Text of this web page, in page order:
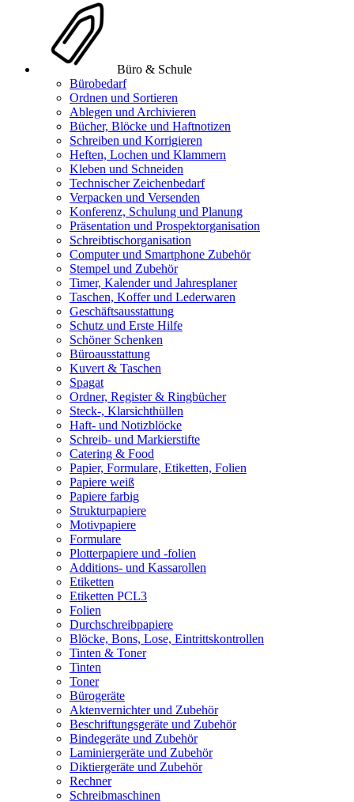
Büro & Schule
Bürobedarf
Ordnen und Sortieren
Ablegen und Archivieren
Bücher, Blöcke und Haftnotizen
Schreiben und Korrigieren
Heften, Lochen und Klammern
Kleben und Schneiden
Technischer Zeichenbedarf
Verpacken und Versenden
Konferenz, Schulung und Planung
Präsentation und Prospektorganisation
Schreibtischorganisation
Computer und Smartphone Zubehör
Stempel und Zubehör
Timer, Kalender und Jahresplaner
Taschen, Koffer und Lederwaren
Geschäftsausstattung
Schutz und Erste Hilfe
Schöner Schenken
Büroausstattung
Kuvert & Taschen
Spagat
Ordner, Register & Ringbücher
Steck-, Klarsichthüllen
Haft- und Notizblöcke
Schreib- und Markierstifte
Catering & Food
Papier, Formulare, Etiketten, Folien
Papiere weiß
Papiere farbig
Strukturpapiere
Motivpapiere
Formulare
Plotterpapiere und -folien
Additions- und Kassarollen
Etiketten
Etiketten PCL3
Folien
Durchschreibpapiere
Blöcke, Bons, Lose, Eintrittskontrollen
Tinten & Toner
Tinten
Toner
Bürogeräte
Aktenvernichter und Zubehör
Beschriftungsgeräte und Zubehör
Bindegeräte und Zubehör
Laminiergeräte und Zubehör
Diktiergeräte und Zubehör
Rechner
Schreibmaschinen